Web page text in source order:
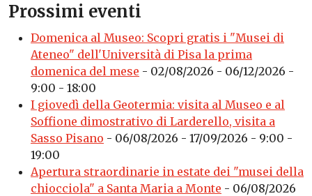
Prossimi eventi
Domenica al Museo: Scopri gratis i "Musei di
Ateneo" dell'Università di Pisa la prima
domenica del mese - 02/08/2026 - 06/12/2026 -
9:00 - 18:00
I giovedì della Geotermia: visita al Museo e al
Soffione dimostrativo di Larderello, visita a
Sasso Pisano - 06/08/2026 - 17/09/2026 - 9:00 -
19:00
Apertura straordinarie in estate dei "musei della
chiocciola" a Santa Maria a Monte - 06/08/2026